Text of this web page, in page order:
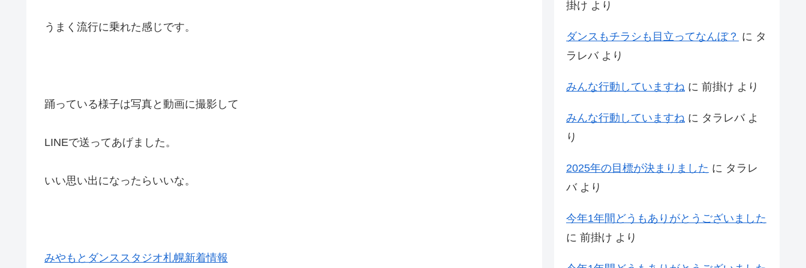
うまく流行に乗れた感じです。
踊っている様子は写真と動画に撮影して
LINEで送ってあげました。
いい思い出になったらいいな。
みやもとダンススタジオ札幌新着情報
掛け より
ダンスもチラシも目立ってなんぼ？ に タ
ラレバより
みんな行動していますね に 前掛け より
みんな行動していますね に タラレバよ
り
2025年の目標が決まりました に タラレ
バより
今年1年間どうもありがとうございました
に 前掛け より